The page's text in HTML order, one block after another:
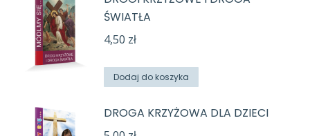
ŚWIATŁA
4,50 zł
Dodaj do koszyka
DROGA KRZYŻOWA DLA DZIECI